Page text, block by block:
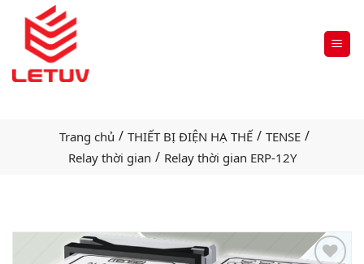
Trang chủ / THIẾT BỊ ĐIỆN HẠ THẾ / TENSE /
Relay thời gian / Relay thời gian ERP-12Y